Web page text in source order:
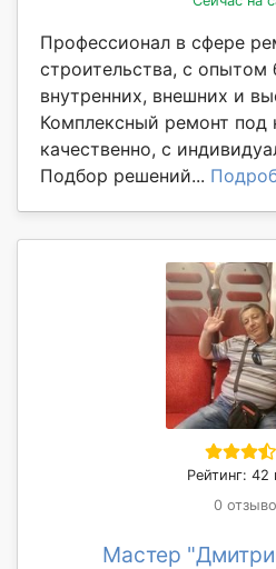
Профессионал в сфере
строительства, с опытом
внутренних, внешних и
Комплексный ремонт под
качественно, с
Подбор решений...
Рейтинг: 42
0
Мастер